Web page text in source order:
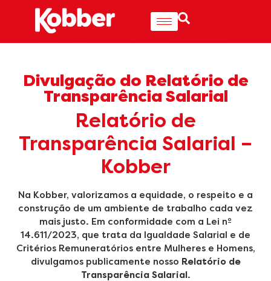
Divulgação do Relatório de
Transparência Salarial
Relatório de
Transparência Salarial –
Kobber
Na Kobber, valorizamos a equidade, o respeito e a
construção de um ambiente de trabalho cada vez
mais justo. Em conformidade com a Lei nº
14.611/2023, que trata da Igualdade Salarial e de
Critérios Remuneratórios entre Mulheres e Homens,
divulgamos publicamente nosso Relatório de
Transparência Salarial.